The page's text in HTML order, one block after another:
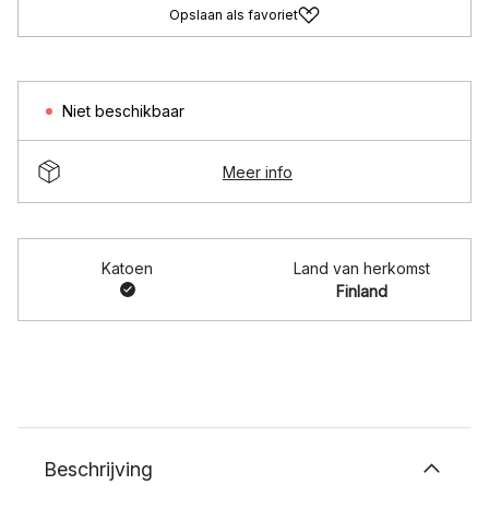
Opslaan als favoriet
Niet beschikbaar
Meer info
Katoen
Land van herkomst
Finland
Beschrijving